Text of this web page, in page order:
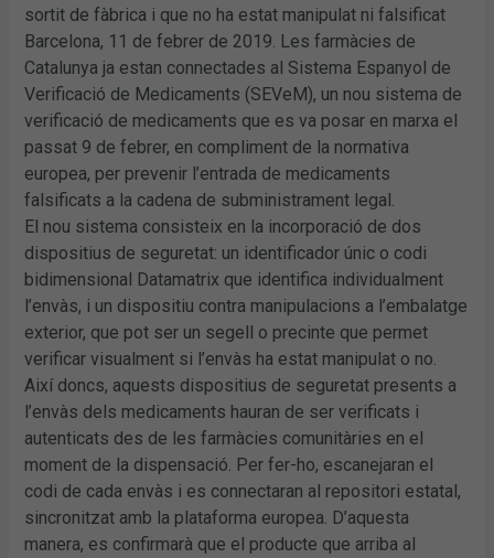
sortit de fàbrica i que no ha estat manipulat ni falsificat
Barcelona, 11 de febrer de 2019. Les farmàcies de
Catalunya ja estan connectades al Sistema Espanyol de
Verificació de Medicaments (SEVeM), un nou sistema de
verificació de medicaments que es va posar en marxa el
passat 9 de febrer, en compliment de la normativa
europea, per prevenir l’entrada de medicaments
falsificats a la cadena de subministrament legal.
El nou sistema consisteix en la incorporació de dos
dispositius de seguretat: un identificador únic o codi
bidimensional Datamatrix que identifica individualment
l’envàs, i un dispositiu contra manipulacions a l’embalatge
exterior, que pot ser un segell o precinte que permet
verificar visualment si l’envàs ha estat manipulat o no.
Així doncs, aquests dispositius de seguretat presents a
l’envàs dels medicaments hauran de ser verificats i
autenticats des de les farmàcies comunitàries en el
moment de la dispensació. Per fer-ho, escanejaran el
codi de cada envàs i es connectaran al repositori estatal,
sincronitzat amb la plataforma europea. D’aquesta
manera, es confirmarà que el producte que arriba al